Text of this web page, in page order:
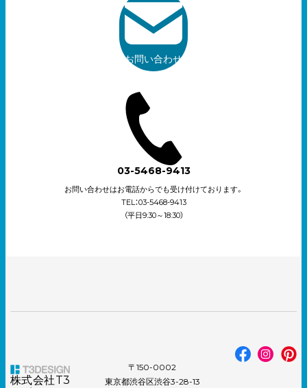
お問い合わせ
03-5468-9413
お問い合わせはお電話からでも受け付けております。
TEL：03-5468-9413
（平日9:30～18:30）
株式会社T3
〒150-0002
東京都渋谷区渋谷3-28-13